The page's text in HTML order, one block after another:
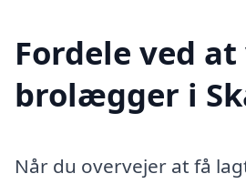
Fordele ved
brolægger i
Når du overvejer at få